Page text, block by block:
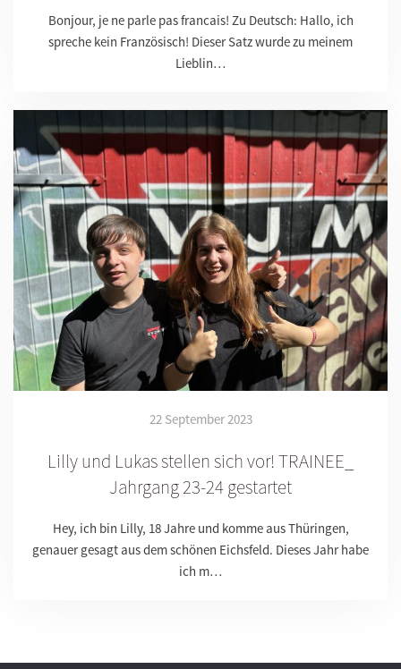
Bonjour, je ne parle pas francais! Zu Deutsch: Hallo, ich
spreche kein Französisch! Dieser Satz wurde zu meinem
Lieblin…
22 September 2023
Lilly und Lukas stellen sich vor! TRAINEE_
Jahrgang 23-24 gestartet
Hey, ich bin Lilly, 18 Jahre und komme aus Thüringen,
genauer gesagt aus dem schönen Eichsfeld. Dieses Jahr habe
ich m…